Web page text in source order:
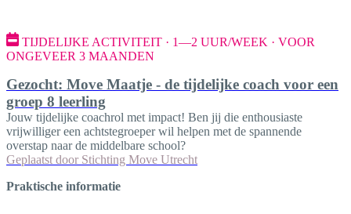
TIJDELIJKE ACTIVITEIT · 1—2 UUR/WEEK · VOOR
ONGEVEER 3 MAANDEN
Gezocht: Move Maatje - de tijdelijke coach voor een
groep 8 leerling
Jouw tijdelijke coachrol met impact! Ben jij die enthousiaste
vrijwilliger een achtstegroeper wil helpen met de spannende
overstap naar de middelbare school?
Geplaatst door Stichting Move Utrecht
Praktische informatie